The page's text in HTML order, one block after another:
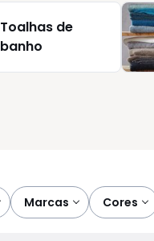
Toalhas de
banho
marcas cores